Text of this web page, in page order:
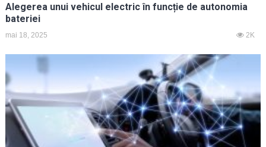
Alegerea unui vehicul electric în funcție de autonomia
bateriei
mai 18, 2025 2K